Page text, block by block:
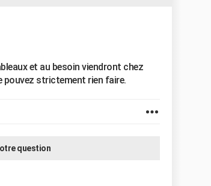
et au besoin viendront chez
pouvez strictement rien faire.
question